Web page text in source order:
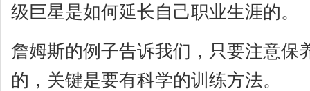
级巨星是如何延长自己职业生涯的。
詹姆斯的例子告诉我们，只要注意保
的，关键是要有科学的训练方法。